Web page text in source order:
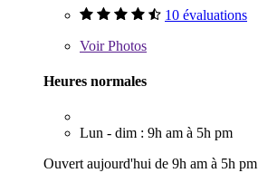
10 évaluations
VoirPhotos
Heures normales
Lun - dim : 9h am à 5h pm
Ouvert aujourd'hui de 9h am à 5h pm